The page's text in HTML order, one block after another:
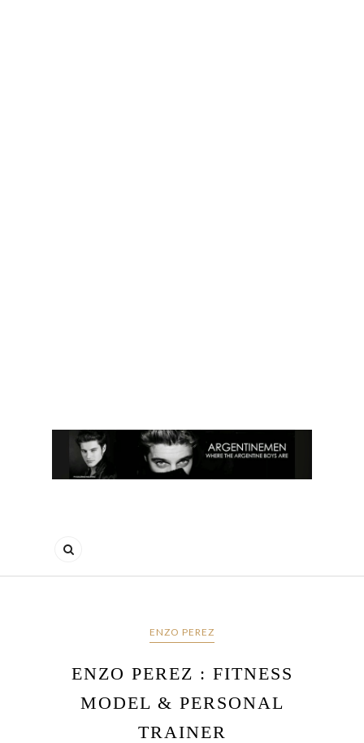
ENZO PEREZ
ENZO PEREZ : FITNESS
MODEL & PERSONAL
TRAINER